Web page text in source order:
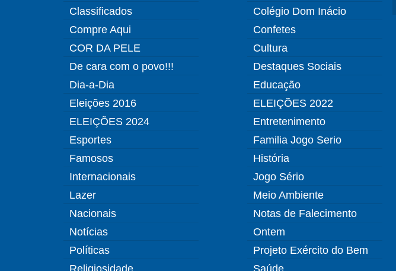
Classificados
Compre Aqui
COR DA PELE
De cara com o povo!!!
Dia-a-Dia
Eleições 2016
ELEIÇÕES 2024
Esportes
Famosos
Internacionais
Lazer
Nacionais
Notícias
Políticas
Colégio Dom Inácio
Confetes
Cultura
Destaques Sociais
Educação
ELEIÇÕES 2022
Entretenimento
Familia Jogo Serio
História
Jogo Sério
Meio Ambiente
Notas de Falecimento
Ontem
Projeto Exército do Bem